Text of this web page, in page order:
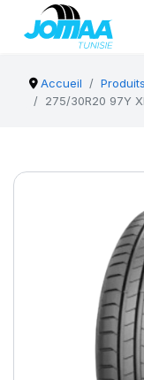
Accueil Produits
275/30R20 97Y